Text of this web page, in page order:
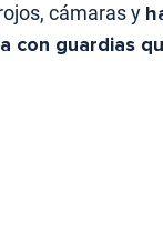
cámaras y
con guardias